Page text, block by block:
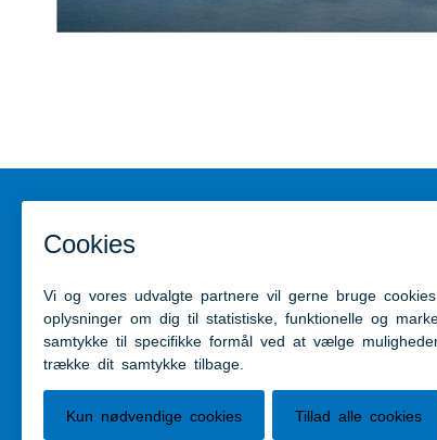
Aabenraa Kommune
Skelbækvej 2
6200 Aabenraa
Tlf: 7376 7676
Mail:post@aabenraa.dk